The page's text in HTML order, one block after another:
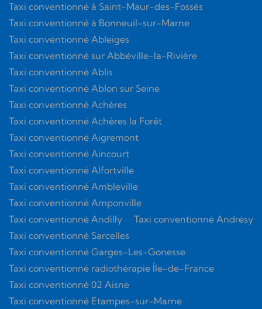
Taxi conventionné à Saint-Maur-des-Fossés
Taxi conventionné à Bonneuil-sur-Marne
Taxi conventionné Ableiges
Taxi conventionné sur Abbéville-la-Rivière
Taxi conventionné Ablis
Taxi conventionné Ablon sur Seine
Taxi conventionné Achères
Taxi conventionné Achères la Forêt
Taxi conventionné Aigremont
Taxi conventionné Aincourt
Taxi conventionné Alfortville
Taxi conventionné Ambleville
Taxi conventionné Amponville
Taxi conventionné Andilly
Taxi conventionné Andrésy
Taxi conventionné Sarcelles
Taxi conventionné Garges-Les-Gonesse
Taxi conventionné radiothérapie Île-de-France
Taxi conventionné 02 Aisne
Taxi conventionné Etampes-sur-Marne